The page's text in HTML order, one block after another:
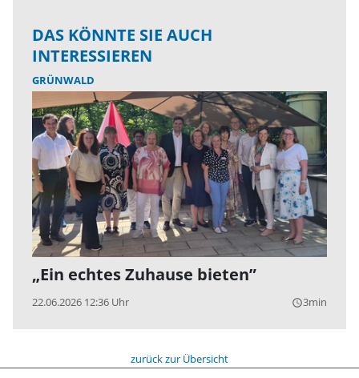
DAS KÖNNTE SIE AUCH
INTERESSIEREN
GRÜNWALD
„Ein echtes Zuhause bieten”
22.06.2026 12:36 Uhr query_builder3min
zurück zur Übersicht